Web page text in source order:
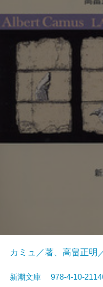
カミュ／著、高畠正明
新潮文庫 978-4-10-